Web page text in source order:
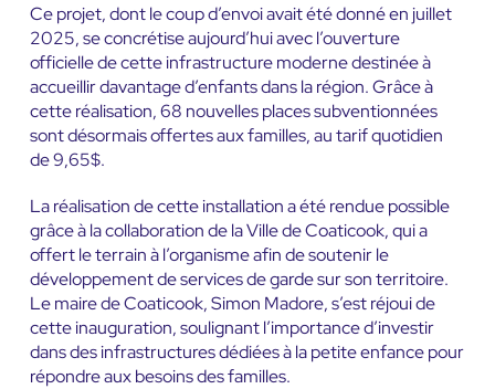
Ce projet, dont le coup d’envoi avait été donné en juillet
2025, se concrétise aujourd’hui avec l’ouverture
officielle de cette infrastructure moderne destinée à
accueillir davantage d’enfants dans la région. Grâce à
cette réalisation, 68 nouvelles places subventionnées
sont désormais offertes aux familles, au tarif quotidien
de 9,65$.
La réalisation de cette installation a été rendue possible
grâce à la collaboration de la Ville de Coaticook, qui a
offert le terrain à l’organisme afin de soutenir le
développement de services de garde sur son territoire.
Le maire de Coaticook, Simon Madore, s’est réjoui de
cette inauguration, soulignant l’importance d’investir
dans des infrastructures dédiées à la petite enfance pour
répondre aux besoins des familles.